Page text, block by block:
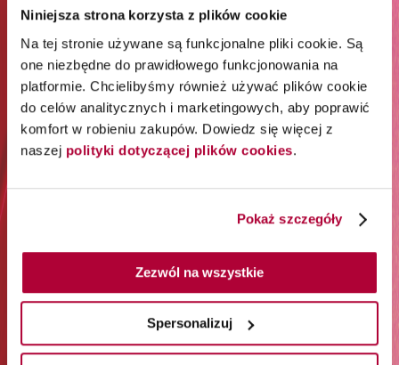
Niniejsza strona korzysta z plików cookie
Na tej stronie używane są funkcjonalne pliki cookie. Są
one niezbędne do prawidłowego funkcjonowania na
platformie. Chcielibyśmy również używać plików cookie
do celów analitycznych i marketingowych, aby poprawić
komfort w robieniu zakupów. Dowiedz się więcej z
naszej polityki dotyczącej plików cookies.
Pokaż szczegóły
Zezwól na wszystkie
Spersonalizuj
ODBIERZ 65% RABATU NA
PIERWSZE ZAKUPY*
*Rabat jest jednorazowy. Obejmuje marki Wella
Professionals (z wyłączeniem Wella Care, Wella Technik i
akcesoriów) i Londa Professional.
Zapisz się do newslettera:
Podając swój adres e-mail i klikając „Zapisz się”, wyrażasz zgodę na
otrzymywanie newslettera i przetwarzanie w tym celu Twoich danych
przez siebie zgody możesz w dowolnym momencie wycofać. Więcej
informacji na temat sposobu przetwarzania Twoich danych osobowych
znajdziesz wPolityce prywatności.